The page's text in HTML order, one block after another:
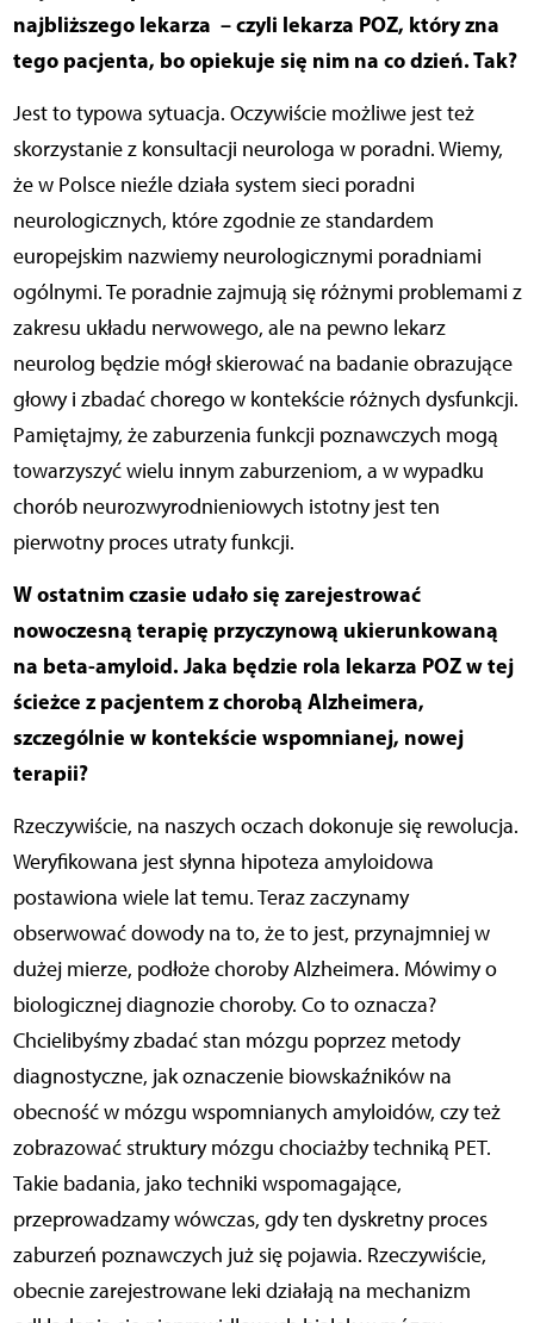
najbliższego lekarza – czyli lekarza POZ, który zna
tego pacjenta, bo opiekuje się nim na co dzień. Tak?
Jest to typowa sytuacja. Oczywiście możliwe jest też
skorzystanie z konsultacji neurologa w poradni. Wiemy,
że w Polsce nieźle działa system sieci poradni
neurologicznych, które zgodnie ze standardem
europejskim nazwiemy neurologicznymi poradniami
ogólnymi. Te poradnie zajmują się różnymi problemami z
zakresu układu nerwowego, ale na pewno lekarz
neurolog będzie mógł skierować na badanie obrazujące
głowy i zbadać chorego w kontekście różnych dysfunkcji.
Pamiętajmy, że zaburzenia funkcji poznawczych mogą
towarzyszyć wielu innym zaburzeniom, a w wypadku
chorób neurozwyrodnieniowych istotny jest ten
pierwotny proces utraty funkcji.
W ostatnim czasie udało się zarejestrować
nowoczesną terapię przyczynową ukierunkowaną
na beta-amyloid. Jaka będzie rola lekarza POZ w tej
ścieżce z pacjentem z chorobą Alzheimera,
szczególnie w kontekście wspomnianej, nowej
terapii?
Rzeczywiście, na naszych oczach dokonuje się rewolucja.
Weryfikowana jest słynna hipoteza amyloidowa
postawiona wiele lat temu. Teraz zaczynamy
obserwować dowody na to, że to jest, przynajmniej w
dużej mierze, podłoże choroby Alzheimera. Mówimy o
biologicznej diagnozie choroby. Co to oznacza?
Chcielibyśmy zbadać stan mózgu poprzez metody
diagnostyczne, jak oznaczenie biowskaźników na
obecność w mózgu wspomnianych amyloidów, czy też
zobrazować struktury mózgu chociażby techniką PET.
Takie badania, jako techniki wspomagające,
przeprowadzamy wówczas, gdy ten dyskretny proces
zaburzeń poznawczych już się pojawia. Rzeczywiście,
obecnie zarejestrowane leki działają na mechanizm